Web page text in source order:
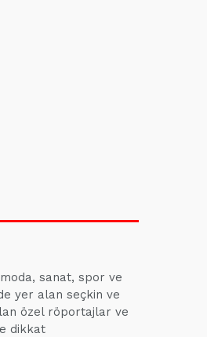
sanat, spor ve
yer alan seçkin ve
özel röportajlar ve
dikkat